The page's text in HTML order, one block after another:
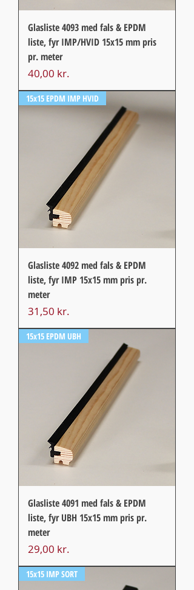
Glasliste 4093 med fals & EPDM
liste, fyr IMP/HVID 15x15 mm pris
pr. meter
Pris
40,00 kr.
15x15 EPDM IMP HVID
Glasliste 4092 med fals & EPDM
liste, fyr IMP 15x15 mm pris pr.
meter
Pris
31,50 kr.
15x15 EPDM UBH
Glasliste 4091 med fals & EPDM
liste, fyr UBH 15x15 mm pris pr.
meter
Pris
29,00 kr.
15x15 IMP SORT